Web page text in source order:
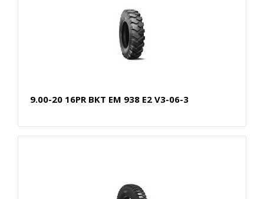
9.00-20 16PR BKT EM 938 E2 V3-06-3